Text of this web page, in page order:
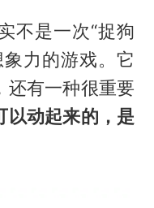
不是一次“捉狗
力的游戏。它
还有一种很重要
以动起来的，是